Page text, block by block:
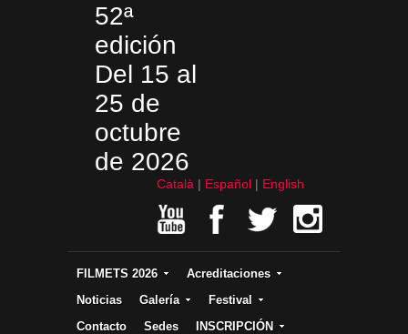
52ª
edición
Del 15 al
25 de
octubre
de 2026
Català Español English
FILMETS 2026
Acreditaciones
Noticias
Galería
Festival
Contacto
Sedes
INSCRIPCIÓN